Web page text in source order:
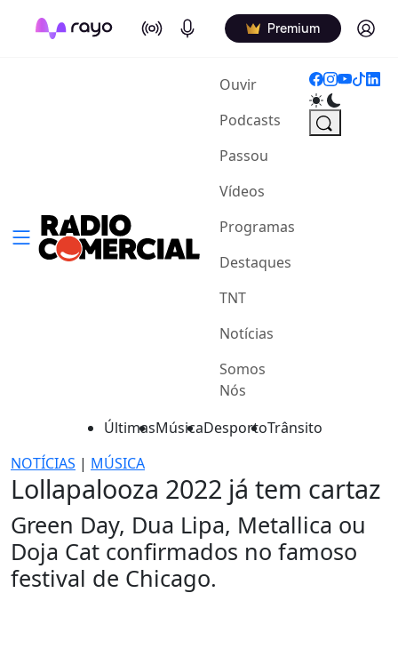
On Air Podcasts Premium Log in
Ouvir(current)
Podcasts
Passou
Vídeos
Programas
Destaques
TNT
Notícias
Somos
Nós
ÚltimasMúsicaDesportoTrânsito
NOTÍCIAS | MÚSICA
Lollapalooza 2022 já tem cartaz
Green Day, Dua Lipa, Metallica ou
Doja Cat confirmados no famoso
festival de Chicago.